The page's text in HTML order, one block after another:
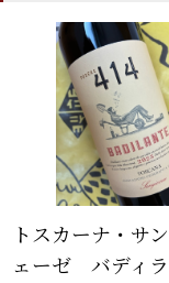
トスカーナ・サ
ェーゼ バディ